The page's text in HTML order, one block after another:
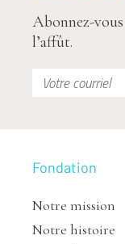
Abonnez-
l’affût.
Fondation
Notre mission
Notre histoire